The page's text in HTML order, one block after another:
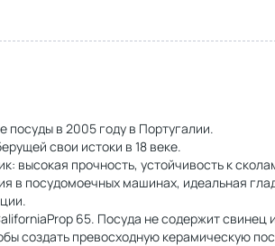
посуды в 2005 году в Португалии.
свои истоки в 18 веке.
высокая прочность, устойчивость к
в посудомоечных машинах, идеальная
65. Посуда не содержит свинец
создать превосходную керамическую